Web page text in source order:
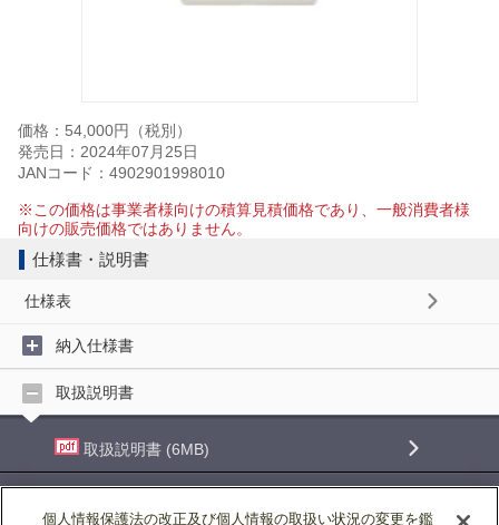
価格：54,000円（税別）
発売日：2024年07月25日
JANコード：4902901998010
※この価格は事業者様向けの積算見積価格であり、一般消費者様
向けの販売価格ではありません。
仕様書・説明書
仕様表
納入仕様書
取扱説明書
取扱説明書 (6MB)
個人情報保護法の改正及び個人情報の取扱い状況の変更を鑑